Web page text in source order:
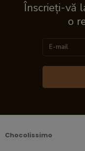
Înscrieți-vă
o
Chocolissimo